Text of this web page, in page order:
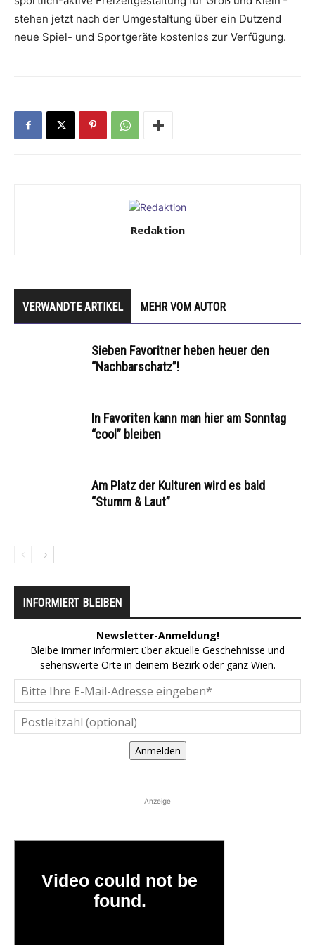
stehen jetzt nach der Umgestaltung über ein ­Dutzend
neue Spiel- und Sportgeräte kostenlos zur Verfügung.
Redaktion
VERWANDTE ARTIKEL MEHR VOM AUTOR
Sieben Favoritner heben heuer den
“Nachbarschatz”!
In Favoriten kann man hier am Sonntag
“cool” bleiben
Am Platz der Kulturen wird es bald
“Stumm & Laut”
INFORMIERT BLEIBEN
Newsletter-Anmeldung!
Bleibe immer informiert über aktuelle Geschehnisse und
sehenswerte Orte in deinem Bezirk oder ganz Wien.
Anmelden
Anzeige